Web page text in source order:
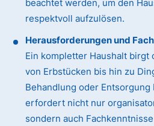
beachtet werden, um den
respektvoll aufzulösen.
Herausforderungen und
Ein kompletter Haushalt birgt
von Erbstücken bis hin zu
Behandlung oder Entsorgung
erfordert nicht nur
sondern auch